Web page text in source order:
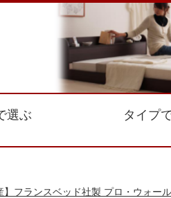
選ぶ タイプ
】フランスベッド社製 プロ・ウォー